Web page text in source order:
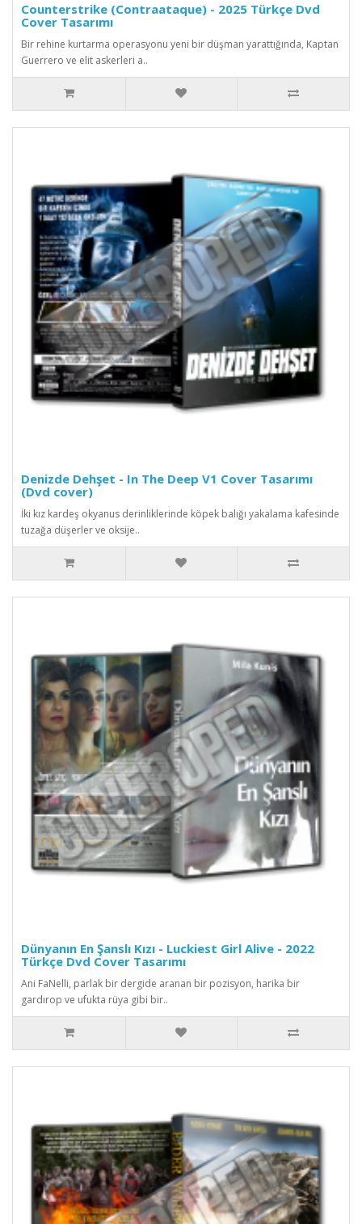
Counterstrike (Contraataque) - 2025 Türkçe Dvd
Cover Tasarımı
Bir rehine kurtarma operasyonu yeni bir düşman yarattığında, Kaptan
Guerrero ve elit askerleri a..
Denizde Dehşet - In The Deep V1 Cover Tasarımı
(Dvd cover)
İki kız kardeş okyanus derinliklerinde köpek balığı yakalama kafesinde
tuzağa düşerler ve oksije..
Dünyanın En Şanslı Kızı - Luckiest Girl Alive - 2022
Türkçe Dvd Cover Tasarımı
Ani FaNelli, parlak bir dergide aranan bir pozisyon, harika bir
gardırop ve ufukta rüya gibi bir..